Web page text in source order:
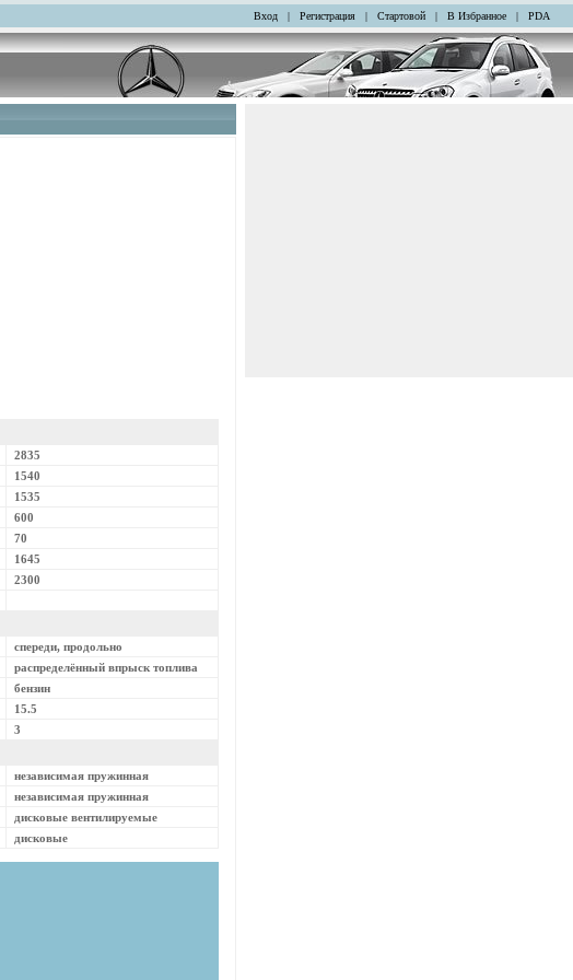
Вход | Регистрация | Стартовой | В Избранное | PDA
2835
1540
1535
600
70
1645
2300
спереди, продольно
распределённый впрыск топлива
бензин
15.5
3
независимая пружинная
независимая пружинная
дисковые вентилируемые
дисковые